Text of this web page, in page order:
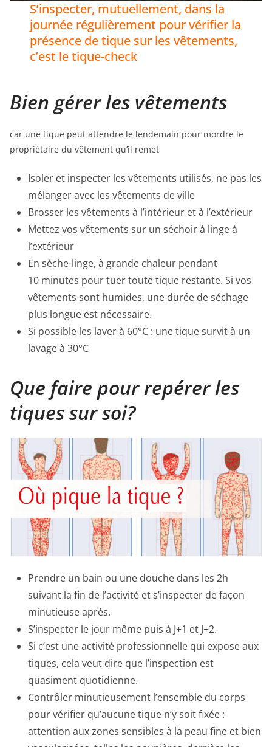
S’inspecter, mutuellement, dans la
journée régulièrement pour vérifier la
présence de tique sur les vêtements,
c’est le tique-check
Bien gérer les vêtements
car une tique peut attendre le lendemain pour mordre le
propriétaire du vêtement qu’il remet
Isoler et inspecter les vêtements utilisés, ne pas les
mélanger avec les vêtements de ville
Brosser les vêtements à l’intérieur et à l’extérieur
Mettez vos vêtements sur un séchoir à linge à
l’extérieur
En sèche-linge, à grande chaleur pendant
10 minutes pour tuer toute tique restante. Si vos
vêtements sont humides, une durée de séchage
plus longue est nécessaire.
Si possible les laver à 60°C : une tique survit à un
lavage à 30°C
Que faire pour repérer les
tiques sur soi?
Prendre un bain ou une douche dans les 2h
suivant la fin de l’activité et s’inspecter de façon
minutieuse après.
S’inspecter le jour même puis à J+1 et J+2.
Si c’est une activité professionnelle qui expose aux
tiques, cela veut dire que l’inspection est
quasiment quotidienne.
Contrôler minutieusement l’ensemble du corps
pour vérifier qu’aucune tique n’y soit fixée :
attention aux zones sensibles à la peau fine et bien